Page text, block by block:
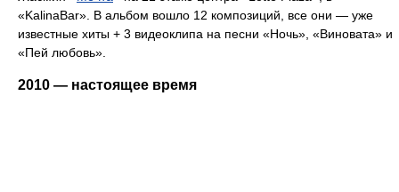
«KalinaBar». В альбом вошло 12 композиций, все они — уже
известные хиты + 3 видеоклипа на песни «Ночь», «Виновата» и
«Пей любовь».
2010 — настоящее время